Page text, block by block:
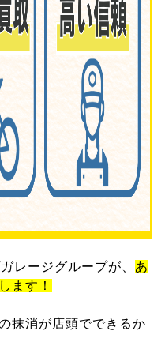
レージグループが、 あ
ます！
抹消が店頭でできるか